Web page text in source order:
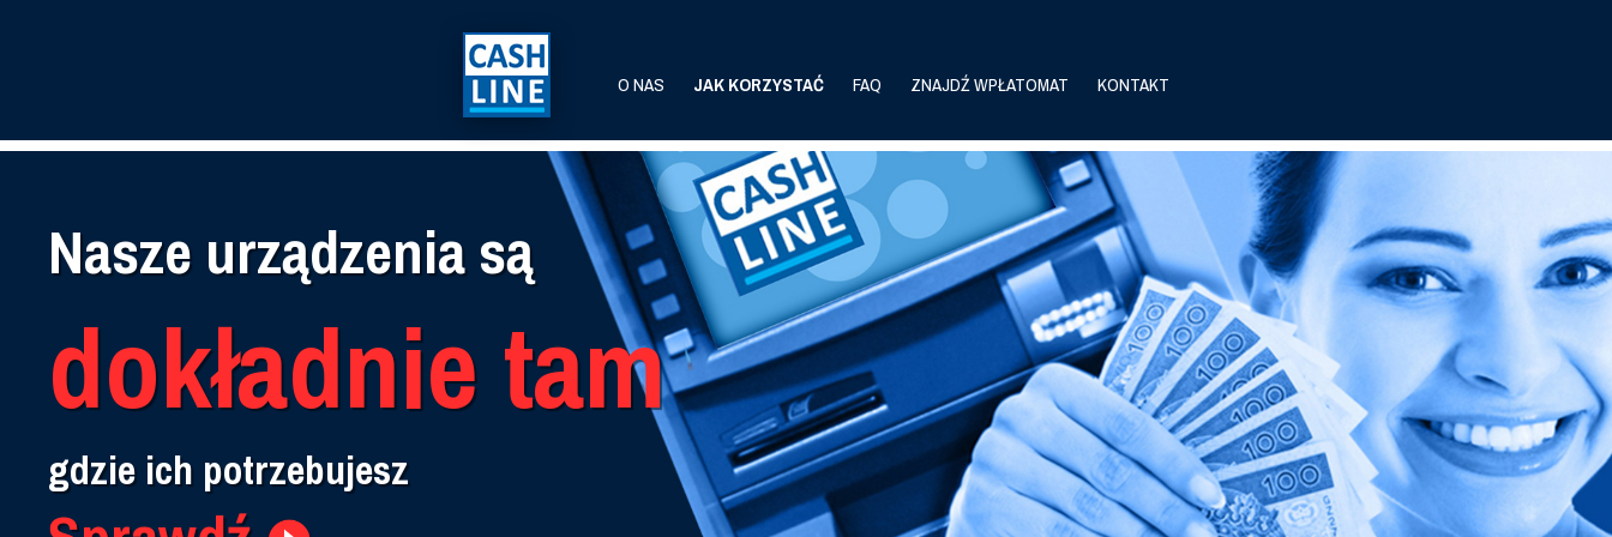
O NAS JAK KORZYSTAĆ FAQ ZNAJDŹ WPŁATOMAT KONTAKT
Nasze urządzenia są
dokładnie tam
gdzie ich potrzebujesz
Sprawdź